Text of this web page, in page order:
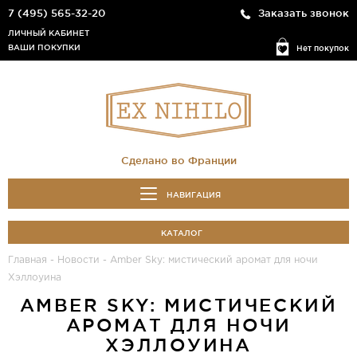
7 (495) 565-32-20 Заказать звонок
Нет покупок
ЛИЧНЫЙ КАБИНЕТ
ВАШИ ПОКУПКИ
Сделано во Франции
НАВИГАЦИЯ
КАТАЛОГ
Главная - Новости - Amber Sky: мистический аромат для ночи
Хэллоуина
AMBER SKY: МИСТИЧЕСКИЙ
АРОМАТ ДЛЯ НОЧИ
ХЭЛЛОУИНА